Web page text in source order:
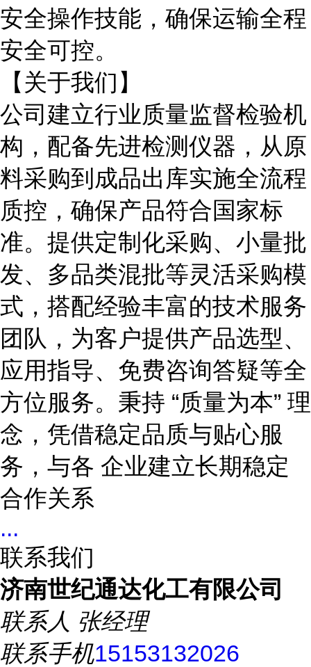
安全操作技能，确保运输全程
安全可控。
【关于我们】
公司建立行业质量监督检验机
构，配备先进检测仪器，从原
料采购到成品出库实施全流程
质控，确保产品符合国家标
准。提供定制化采购、小量批
发、多品类混批等灵活采购模
式，搭配经验丰富的技术服务
团队，为客户提供产品选型、
应用指导、免费咨询答疑等全
方位服务。秉持 “质量为本” 理
念，凭借稳定品质与贴心服
务，与各 企业建立长期稳定
合作关系
...
联系我们
济南世纪通达化工有限公司
联系人 张经理
联系手机15153132026